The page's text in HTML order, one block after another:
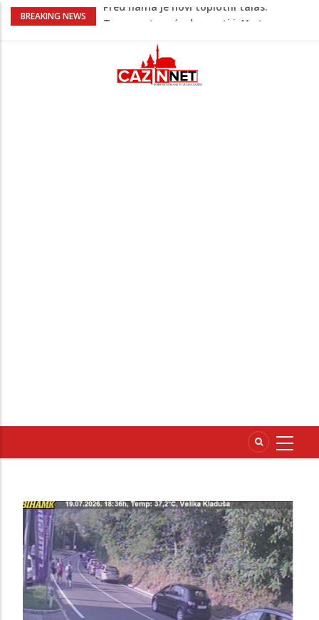
BREAKING NEWS
Pojačan saobraćaj i gužve na granicama:
jutarnjih sati
Teška saobraćajna nesreća u Cazinu,
policija na mjestu događaja